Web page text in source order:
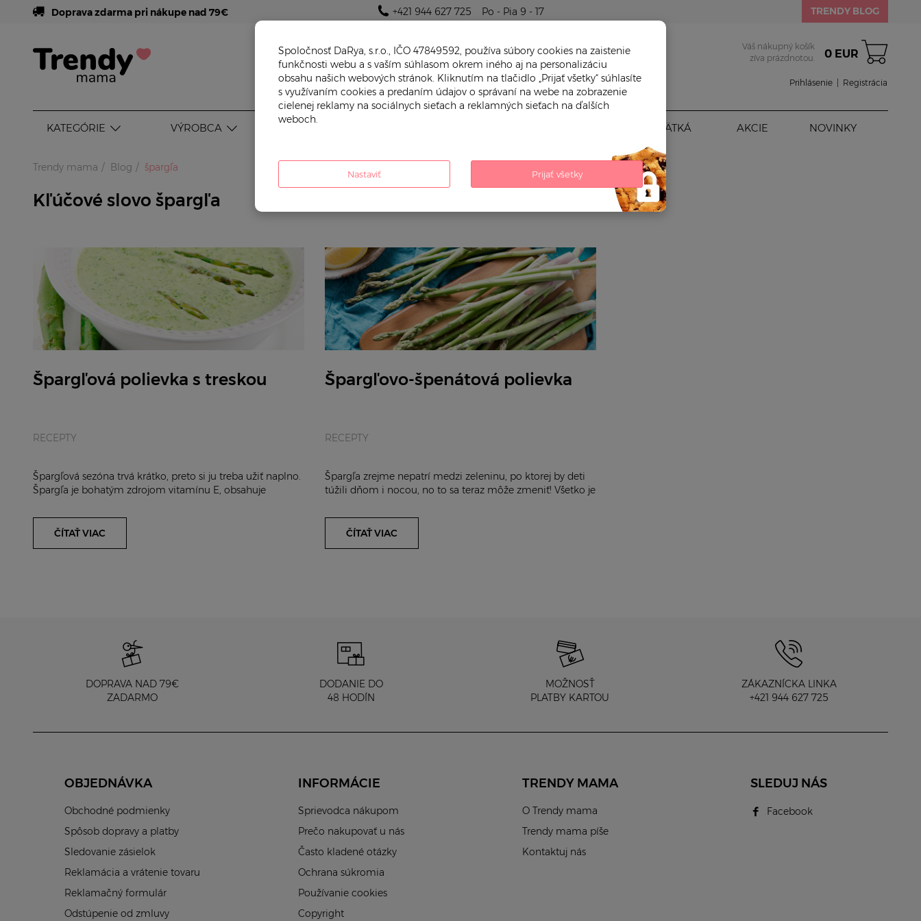
Doprava zdarma pri nákupe nad 79€ +421 944 627 725 Po - Pia 9 - 17 TRENDY BLOG
Váš nákupný košík
zíva prázdnotou.
0 EUR
Prihlásenie Registrácia
KATEGÓRIE VÝROBCA BÁBÄTKÁ AKCIE NOVINKY
Trendy mama Blog špargľa
Kľúčové slovo špargľa
Špargľová polievka s treskou
RECEPTY
Špargľová sezóna trvá krátko, preto si ju treba užiť naplno.
Špargľa je bohatým zdrojom vitamínu E, obsahuje
ČÍTAŤ VIAC
Špargľovo-špenátová polievka
RECEPTY
Špargľa zrejme nepatrí medzi zeleninu, po ktorej by deti
túžili dňom i nocou, no to sa teraz môže zmeniť! Všetko je
ČÍTAŤ VIAC
DOPRAVA NAD 79€
ZADARMO
DODANIE DO
48 HODÍN
MOŽNOSŤ
PLATBY KARTOU
ZÁKAZNÍCKA LINKA
+421 944 627 725
OBJEDNÁVKA
Obchodné podmienky
Spôsob dopravy a platby
Sledovanie zásielok
Reklamácia a vrátenie tovaru
Reklamačný formulár
Odstúpenie od zmluvy
INFORMÁCIE
Sprievodca nákupom
Prečo nakupovať u nás
Často kladené otázky
Ochrana súkromia
Používanie cookies
Copyright
TRENDY MAMA
O Trendy mama
Trendy mama píše
Kontaktuj nás
SLEDUJ NÁS
Facebook
Spoločnosť DaRya, s.r.o., IČO 47849592, používa súbory cookies na zaistenie
funkčnosti webu a s vaším súhlasom okrem iného aj na personalizáciu
obsahu našich webových stránok. Kliknutím na tlačidlo „Prijať všetky“ súhlasíte
s využívaním cookies a predaním údajov o správaní na webe na zobrazenie
cielenej reklamy na sociálnych sieťach a reklamných sieťach na ďalších
weboch.
Nastaviť Prijať všetky